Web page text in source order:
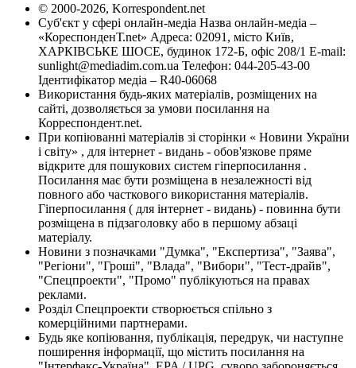
© 2000-2026, Korrespondent.net
Суб'єкт у сфері онлайн-медіа Назва онлайн-медіа –
«КореспонденТ.net» Адреса: 02091, місто Київ,
ХАРКІВСЬКЕ ШОСЕ, будинок 172-Б, офіс 208/1 E-mail:
sunlight@mediadim.com.ua Телефон: 044-205-43-00
Ідентифікатор медіа – R40-06068
Використання будь-яких матеріалів, розміщених на
сайті, дозволяється за умови посилання на
Корреспондент.net.
При копіюванні матеріалів зі сторінки « Новини України
і світу» , для інтернет - видань - обов'язкове пряме
відкрите для пошукових систем гіперпосилання .
Посилання має бути розміщена в незалежності від
повного або часткового використання матеріалів.
Гіперпосилання ( для інтернет - видань) - повинна бути
розміщена в підзаголовку або в першому абзаці
матеріалу.
Новини з позначками "Думка", "Експертиза", "Заява",
"Регіони", "Гроші", "Влада", "Вибори", "Тест-драйв",
"Спецпроекти", "Промо" публікуються на правах
реклами.
Розділ Спецпроекти створюється спільно з
комерційними партнерами.
Будь яке копіювання, публікація, передрук, чи наступне
поширення інформації, що містить посилання на